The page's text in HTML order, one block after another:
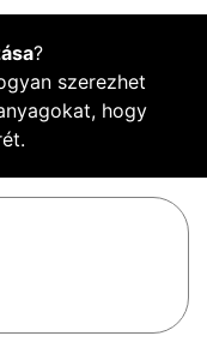
?
szerezhet
hogy